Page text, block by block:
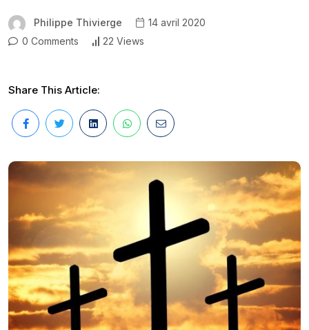
Philippe Thivierge
14 avril 2020
0 Comments
22 Views
Share This Article: